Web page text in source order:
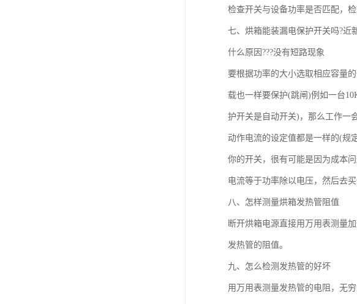
检查开关与设备功率是否匹配，检
七、烘箱能装漏电保护开关吗?近
什么原因???没有短路现象
要根据功率的大小选取相应容量
载也一样要保护(跳闸)例如一台
护开关是自动开关)，那么工作一
动作电流的设定值都是一样的(规
你的开关，很有可能是因为成本
电流等于功率除以电压，然后去
八、怎样测量烘箱发热管阻值
断开烘箱电源直接用万用表测量
发热管的阻值。
九、怎么检测发热管的好坏
用万用表测量发热管的电阻，无